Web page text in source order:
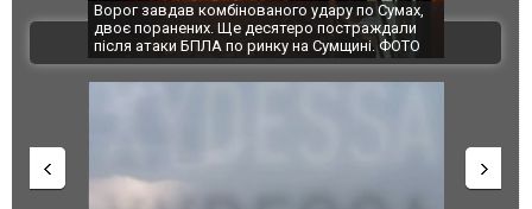
Ворог завдав комбінованого удару по Сумах,
двоє поранених. Ще десятеро постраждали
після атаки БПЛА по ринку на Сумщині. ФОТО
За 2000
склад
ВІДЕО